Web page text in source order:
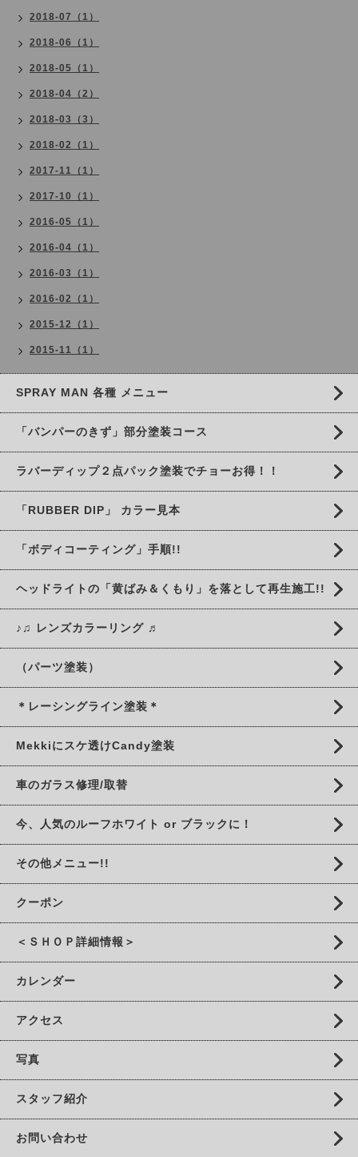
2018-07（1）
2018-06（1）
2018-05（1）
2018-04（2）
2018-03（3）
2018-02（1）
2017-11（1）
2017-10（1）
2016-05（1）
2016-04（1）
2016-03（1）
2016-02（1）
2015-12（1）
2015-11（1）
SPRAY MAN 各種 メニュー
「バンパーのきず」部分塗装コース
ラバーディップ２点パック塗装でチョーお得！！
「RUBBER DIP」 カラー見本
「ボディコーティング」手順!!
ヘッドライトの「黄ばみ＆くもり」を落として再生施工!!
♪♫ レンズカラーリング ♬
（パーツ塗装）
＊レーシングライン塗装＊
Mekkiにスケ透けCandy塗装
車のガラス修理/取替
今、人気のルーフホワイト or ブラックに！
その他メニュー!!
クーポン
＜ＳＨＯＰ詳細情報＞
カレンダー
アクセス
写真
スタッフ紹介
お問い合わせ